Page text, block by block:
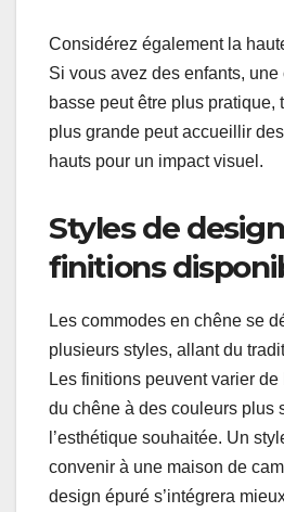
Considérez également la
Si vous avez des enfants,
basse peut être plus pratique,
plus grande peut accueillir
hauts pour un impact visuel.
Styles de
finitions
Les commodes en chêne se
plusieurs styles, allant du
Les finitions peuvent varier
du chêne à des couleurs plus
l’esthétique souhaitée. Un
convenir à une maison de
design épuré s’intégrera